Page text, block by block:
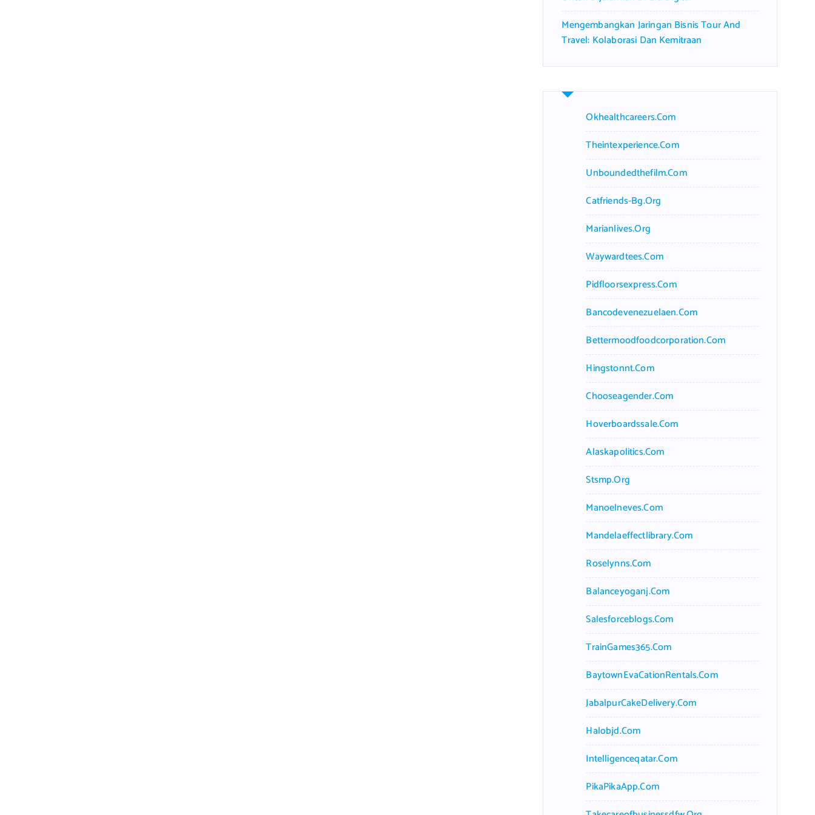
Mengembangkan Jaringan Bisnis Tour And
Travel: Kolaborasi Dan Kemitraan
Okhealthcareers.com
Theintexperience.com
Unboundedthefilm.com
Catfriends-Bg.org
Marianlives.org
Waywardtees.com
Pidfloorsexpress.com
Bancodevenezuelaen.com
Bettermoodfoodcorporation.com
Hingstonnt.com
Chooseagender.com
Hoverboardssale.com
Alaskapolitics.com
Stsmp.org
Manoelneves.com
Mandelaeffectlibrary.com
Roselynns.com
Balanceyoganj.com
Salesforceblogs.com
TrainGames365.com
BaytownEvaCationRentals.com
JabalpurCakeDelivery.com
Halobjd.com
Intelligenceqatar.com
PikaPikaApp.com